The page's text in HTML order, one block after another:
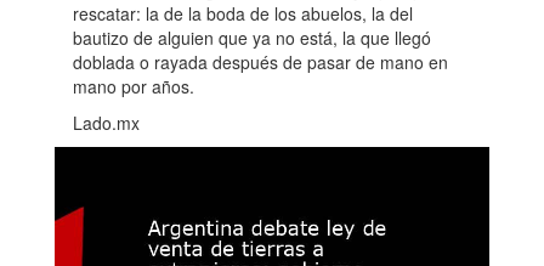
rescatar: la de la boda de los abuelos, la del
bautizo de alguien que ya no está, la que llegó
doblada o rayada después de pasar de mano en
mano por años.
Lado.mx